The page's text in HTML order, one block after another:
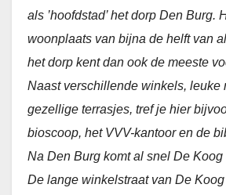
als ’hoofdstad’ het dorp Den Burg.
woonplaats van bijna de helft van
het dorp kent dan ook de meeste
Naast verschillende winkels, leuke
gezellige terrasjes, tref je hier
bioscoop, het VVV-kantoor en de
Na Den Burg komt al snel De
De lange winkelstraat van De